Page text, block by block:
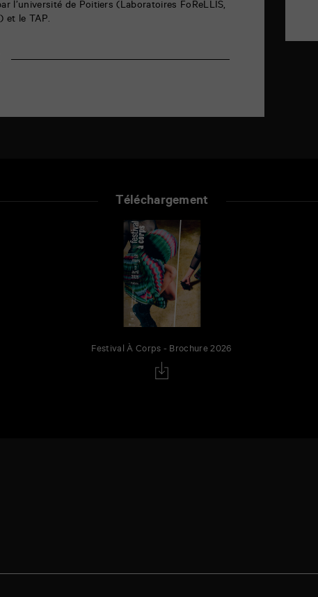
l’université de Poitiers (Laboratoires FoReLLIS,
et le TAP.
Téléchargement
Festival À Corps - Brochure 2026